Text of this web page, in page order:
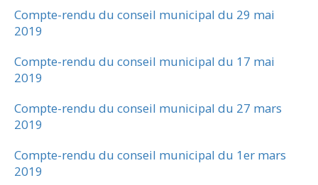
Compte-rendu du conseil municipal du 29 mai
2019
Compte-rendu du conseil municipal du 17 mai
2019
Compte-rendu du conseil municipal du 27 mars
2019
Compte-rendu du conseil municipal du 1er mars
2019